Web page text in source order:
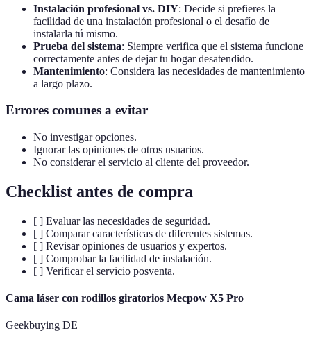
Instalación profesional vs. DIY: Decide si prefieres la
facilidad de una instalación profesional o el desafío de
instalarla tú mismo.
Prueba del sistema: Siempre verifica que el sistema funcione
correctamente antes de dejar tu hogar desatendido.
Mantenimiento: Considera las necesidades de mantenimiento
a largo plazo.
Errores comunes a evitar
No investigar opciones.
Ignorar las opiniones de otros usuarios.
No considerar el servicio al cliente del proveedor.
Checklist antes de compra
[ ] Evaluar las necesidades de seguridad.
[ ] Comparar características de diferentes sistemas.
[ ] Revisar opiniones de usuarios y expertos.
[ ] Comprobar la facilidad de instalación.
[ ] Verificar el servicio posventa.
Cama láser con rodillos giratorios Mecpow X5 Pro
Geekbuying DE